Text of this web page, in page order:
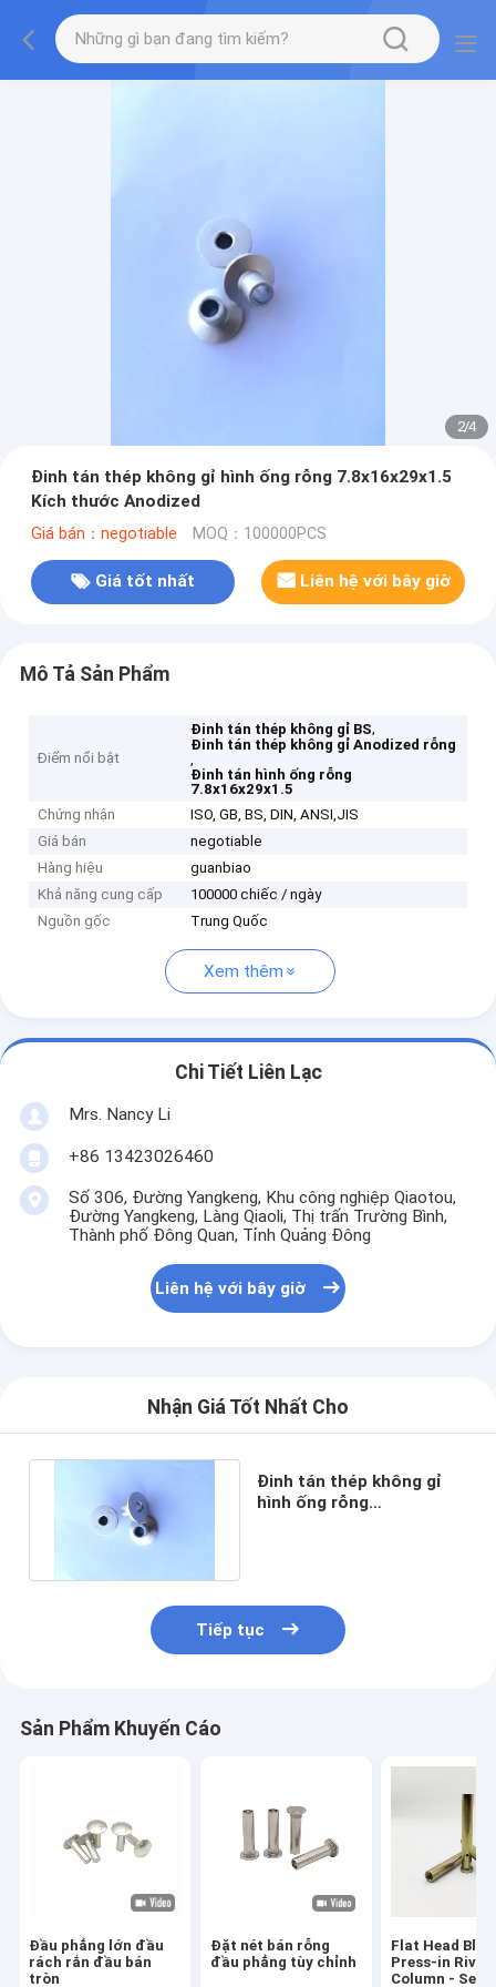
2/4
Đinh tán thép không gỉ hình ống rỗng 7.8x16x29x1.5
Kích thước Anodized
Giá bán：negotiable MOQ：100000PCS
Giá tốt nhất Liên hệ với bây giờ
Mô Tả Sản Phẩm
Điểm nổi bật
Đinh tán thép không gỉ BS,
Đinh tán thép không gỉ Anodized rỗng
,
Đinh tán hình ống rỗng
7.8x16x29x1.5
Chứng nhận
ISO, GB, BS, DIN, ANSI,JIS
Giá bán
negotiable
Hàng hiệu
guanbiao
Khả năng cung cấp
100000 chiếc / ngày
Nguồn gốc
Trung Quốc
Xem thêm
Chi Tiết Liên Lạc
Mrs. Nancy Li
+86 13423026460
Số 306, Đường Yangkeng, Khu công nghiệp Qiaotou,
Đường Yangkeng, Làng Qiaoli, Thị trấn Trường Bình,
Thành phố Đông Quan, Tỉnh Quảng Đông
Liên hệ với bây giờ
Nhận Giá Tốt Nhất Cho
Đinh tán thép không gỉ
hình ống rỗng
Tiếp tục
Sản Phẩm Khuyến Cáo
Đầu phẳng lớn đầu
rách rắn đầu bán
tròn
Đặt nét bán rỗng
đầu phẳng tùy chỉnh
Flat Head
Press-in Rivet
Column -